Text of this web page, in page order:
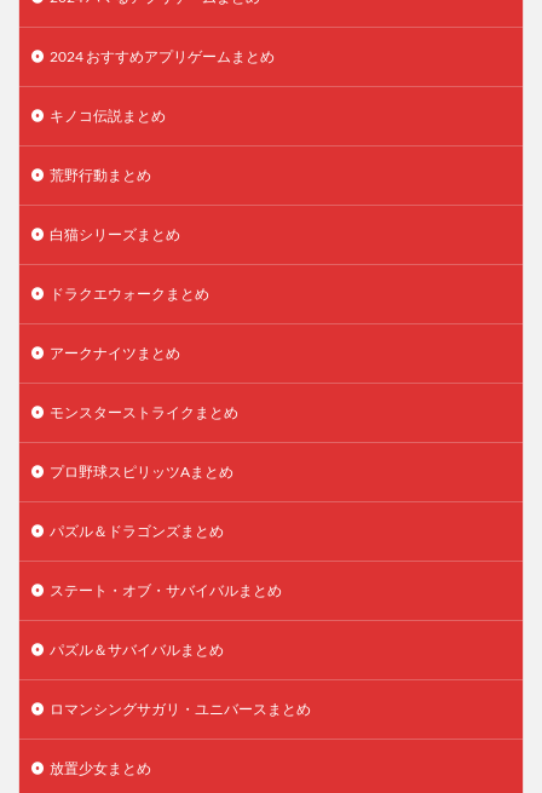
2024 おすすめアプリゲームまとめ
キノコ伝説まとめ
荒野行動まとめ
白猫シリーズまとめ
ドラクエウォークまとめ
アークナイツまとめ
モンスターストライクまとめ
プロ野球スピリッツAまとめ
パズル＆ドラゴンズまとめ
ステート・オブ・サバイバルまとめ
パズル＆サバイバルまとめ
ロマンシングサガリ・ユニバースまとめ
放置少女まとめ